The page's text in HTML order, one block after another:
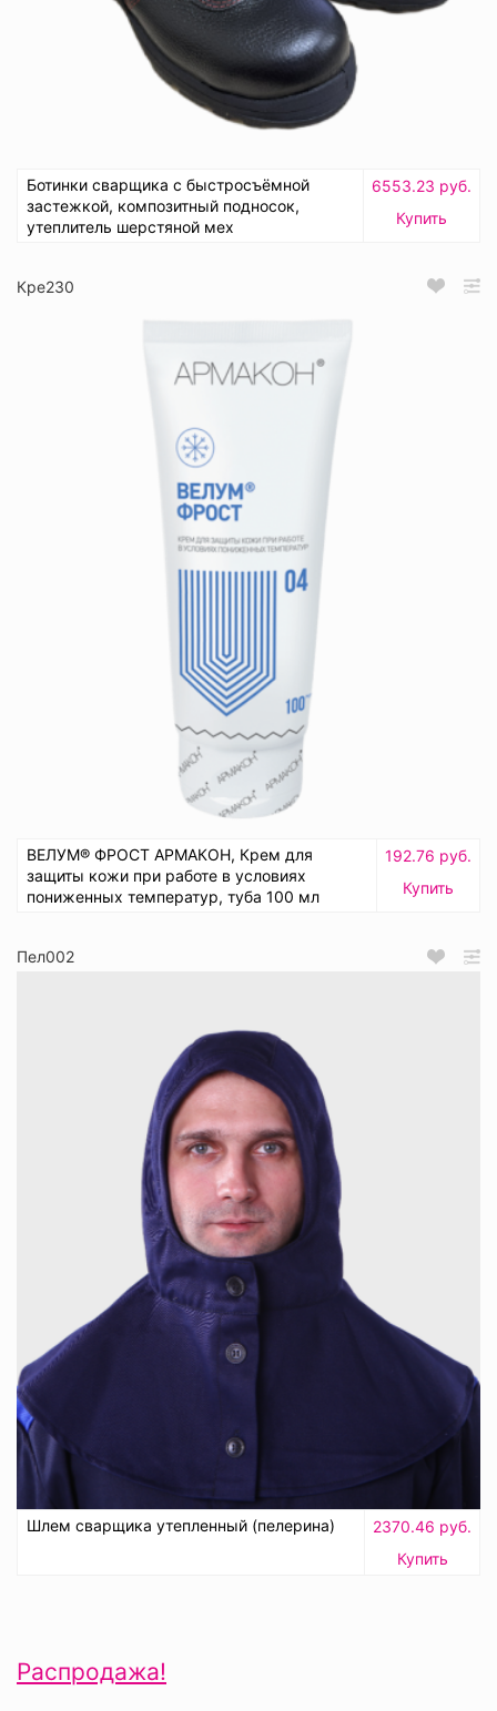
Ботинки сварщика с быстросъёмной
застежкой, композитный подносок,
утеплитель шерстяной мех
6553.23 руб.
Купить
Кре230
ВЕЛУМ® ФРОСТ АРМАКОН, Крем для
защиты кожи при работе в условиях
пониженных температур, туба 100 мл
192.76 руб.
Купить
Пел002
Шлем сварщика утепленный (пелерина)
2370.46 руб.
Купить
Распродажа!